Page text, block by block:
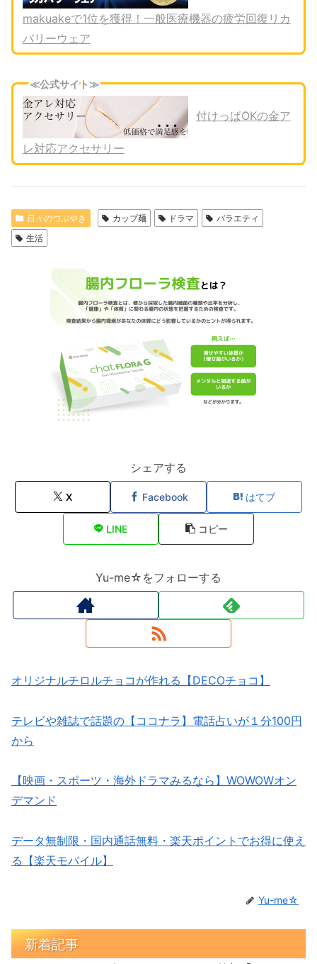
makuakeで1位を獲得！一般医療機器の疲労回復リカ
バリーウェア
≪公式サイト≫
付けっぱOKの金ア
レ対応アクセサリー
日々のつぶやき カップ麺 ドラマ
バラエティ
生活
シェアする
X Facebook はてブ
LINE コピー
Yu-me☆をフォローする
オリジナルチロルチョコが作れる【DECOチョコ】
テレビや雑誌で話題の【ココナラ】電話占いが１分100円
から
【映画・スポーツ・海外ドラマみるなら】WOWOWオン
デマンド
データ無制限・国内通話無料・楽天ポイントでお得に使え
る【楽天モバイル】
Yu-me☆
新着記事